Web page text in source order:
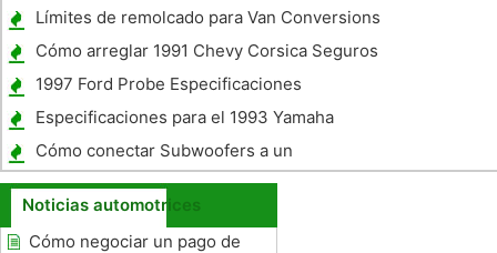
parabrisas
Límites de remolcado para Van Conversions
Cómo arreglar 1991 Chevy Corsica Seguros
1997 Ford Probe Especificaciones
Especificaciones para el 1993 Yamaha
FZR600
Cómo conectar Subwoofers a un
amplificador
Noticias automotrices
Cómo negociar un pago de